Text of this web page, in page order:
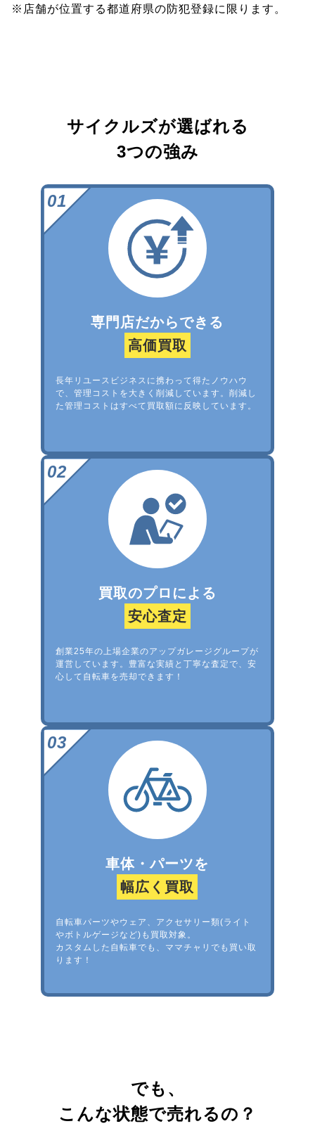
※店舗が位置する都道府県の防犯登録に限ります。
サイクルズが選ばれる
3つの強み
専門店だからできる
高価買取
長年リユースビジネスに携わって得たノウハウ
で、管理コストを大きく削減しています。削減し
た管理コストはすべて買取額に反映しています。
買取のプロによる
安心査定
創業25年の上場企業のアップガレージグループが
運営しています。豊富な実績と丁寧な査定で、安
心して自転車を売却できます！
車体・パーツを
幅広く買取
自転車パーツやウェア、アクセサリー類(ライト
やボトルゲージなど)も買取対象。
カスタムした自転車でも、ママチャリでも買い取
ります！
でも、
こんな状態で売れるの？